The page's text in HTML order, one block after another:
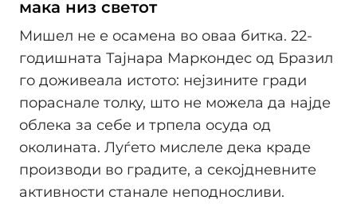
мака низ светот
Мишел не е осамена во оваа битка. 22-
годишната Тајнара Маркондес од Бразил
го доживеала истото: нејзините гради
пораснале толку, што не можела да најде
облека за себе и трпела осуда од
околината. Луѓето мислеле дека краде
производи во градите, а секојдневните
активности станале неподносливи.